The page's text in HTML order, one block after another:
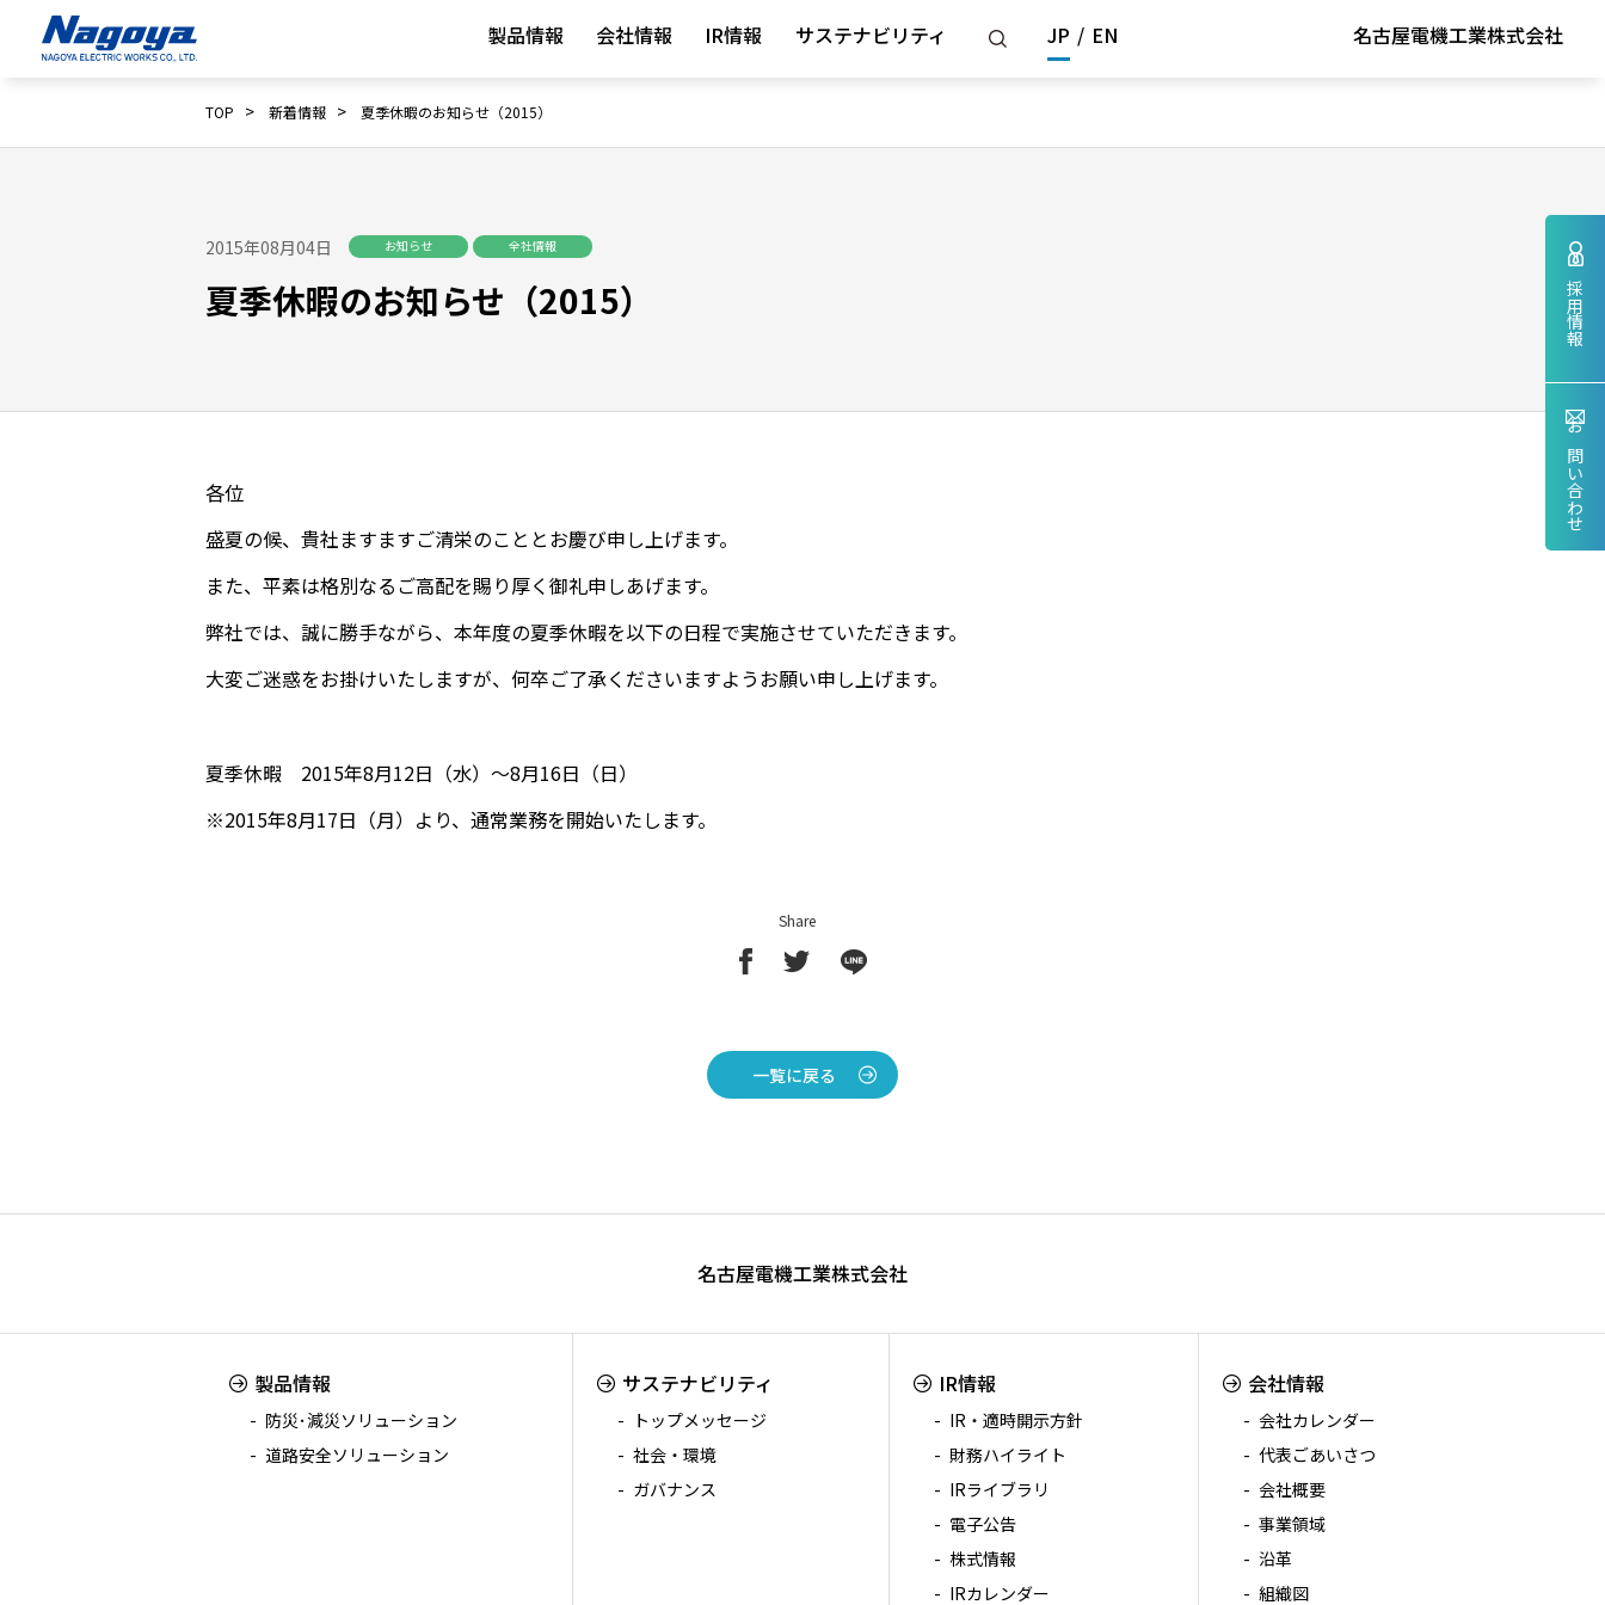
名古屋電機工業株式会社
製品情報 会社情報 IR情報 サステナビリティ JP / EN
TOP > 新着情報 > 夏季休暇のお知らせ（2015）
2015年08月04日 お知らせ 全社情報
夏季休暇のお知らせ（2015）
各位
盛夏の候、貴社ますますご清栄のこととお慶び申し上げます。
また、平素は格別なるご高配を賜り厚く御礼申しあげます。
弊社では、誠に勝手ながら、本年度の夏季休暇を以下の日程で実施させていただきます。
大変ご迷惑をお掛けいたしますが、何卒ご了承くださいますようお願い申し上げます。
夏季休暇 2015年8月12日（水）～8月16日（日）
※2015年8月17日（月）より、通常業務を開始いたします。
Share
一覧に戻る
名古屋電機工業株式会社
製品情報
防災･減災ソリューション
道路安全ソリューション
サステナビリティ
トップメッセージ
社会・環境
ガバナンス
IR情報
IR・適時開示方針
財務ハイライト
IRライブラリ
電子公告
株式情報
IRカレンダー
会社情報
会社カレンダー
代表ごあいさつ
会社概要
事業領域
沿革
組織図
採用情報
お問い合わせ